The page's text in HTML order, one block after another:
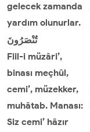
gelecek zamanda
yardım olunurlar.
تُنْصَرُونَ
Fiil-i müzâri’,
binası meçhûl,
cemi’, müzekker,
muhâtab. Manası:
Siz cemi’ hâzır